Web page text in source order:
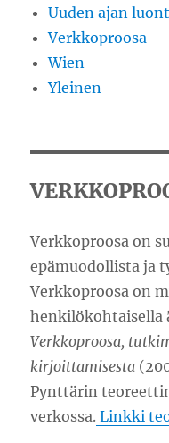
Uuden ajan
Verkkoproosa
Wien
Yleinen
Verkkoproosa on
epämuodollista ja
Verkkoproosa on
henkilökohtaisella
Verkkoproosa,
kirjoittamisesta
Pynttärin
verkossa. Linkki